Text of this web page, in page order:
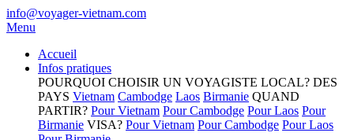
info@voyager-vietnam.com
Menu
Accueil
Infos pratiques
POURQUOI CHOISIR UN VOYAGISTE LOCAL? DES
PAYS Vietnam Cambodge Laos Birmanie QUAND
PARTIR? Pour Vietnam Pour Cambodge Pour Laos Pour
Birmanie VISA? Pour Vietnam Pour Cambodge Pour Laos